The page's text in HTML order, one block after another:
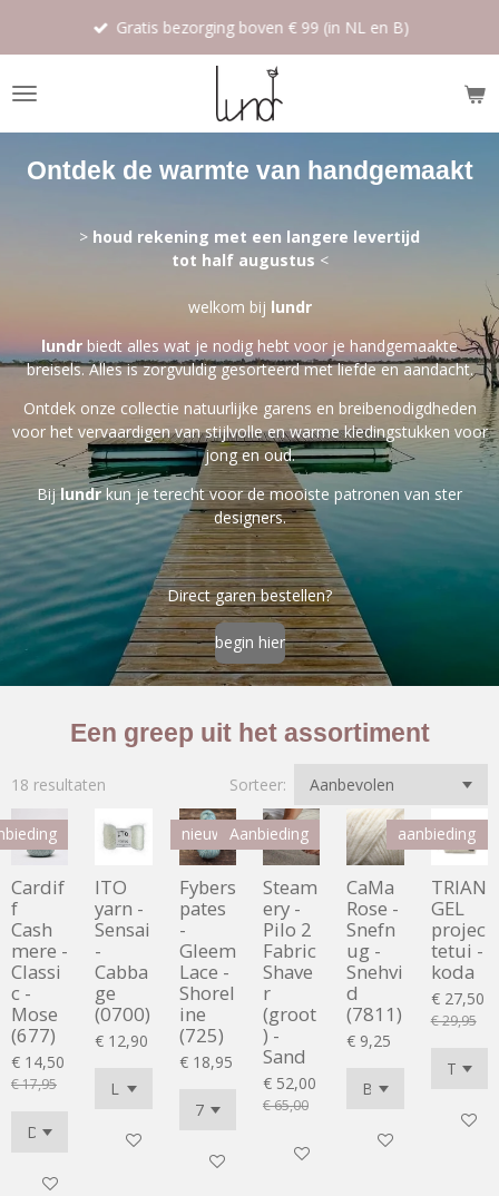
de
Gratis bezorging boven € 99 (in NL en B)
Ontdek de warmte van handgemaakt
> houd rekening met een langere levertijd
tot half augustus <
welkom bij lundr
lundr biedt alles wat je nodig hebt voor je handgemaakte
breisels. Alles is zorgvuldig gesorteerd met liefde en aandacht.
Ontdek onze collectie natuurlijke garens en breibenodigdheden
voor het vervaardigen van stijlvolle en warme kledingstukken voor
jong en oud.
Bij lundrkun je terecht voor de mooiste patronen van ster
designers.
Direct garen bestellen?
begin hier
Een greep uit het assortiment
18 resultaten Sorteer:
Cardif
f
Cash
mere -
Classi
c -
Mose
(677)
€ 14,50
€ 17,95
In winkelwagen
ITO
yarn -
Sensai
-
Cabba
ge
(0700)
€ 12,90
In winkelwagen
nieuw
Fybers
pates
-
Gleem
Lace -
Shorel
ine
(725)
€ 18,95
In winkelwagen
Aanbieding
Steam
ery -
Pilo 2
Fabric
Shave
r
(groot
) -
Sand
€ 52,00
€ 65,00
In winkelwagen
CaMa
Rose -
Snefn
ug -
Snehvi
d
(7811)
€ 9,25
In winkelwagen
aanbieding
TRIAN
GEL
projec
tetui -
koda
€ 27,50
€ 29,95
In